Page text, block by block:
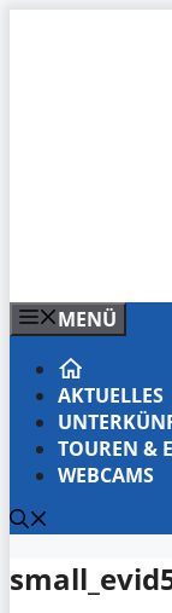
MENÜ
AKTUELLES
TOUREN &
WEBCAMS